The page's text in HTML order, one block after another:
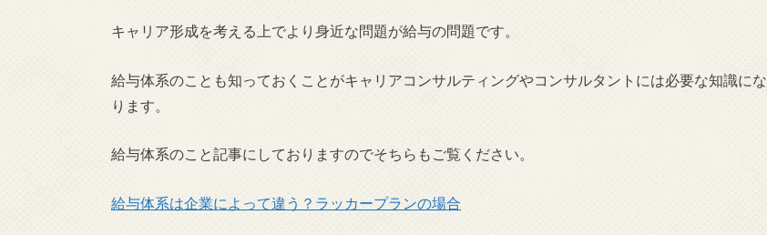
キャリア形成を考える上でより身近な問題が給与の問題です。
給与体系のことも知っておくことがキャリアコンサルティングやコンサルタントには必要な知識にな
ります。
給与体系のこと記事にしておりますのでそちらもご覧ください。
給与体系は企業によって違う？ラッカープランの場合